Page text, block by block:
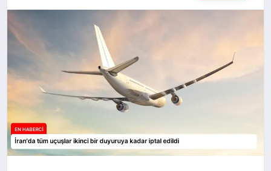
SIYASET